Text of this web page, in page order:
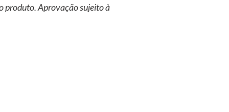
produto. Aprovação sujeito à